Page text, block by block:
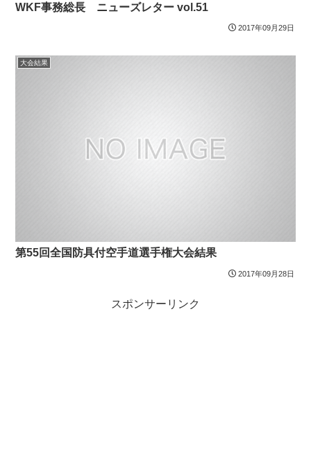
WKF事務総長 ニューズレター vol.51
2017年09月29日
大会結果
第55回全国防具付空手道選手権大会結果
2017年09月28日
スポンサーリンク